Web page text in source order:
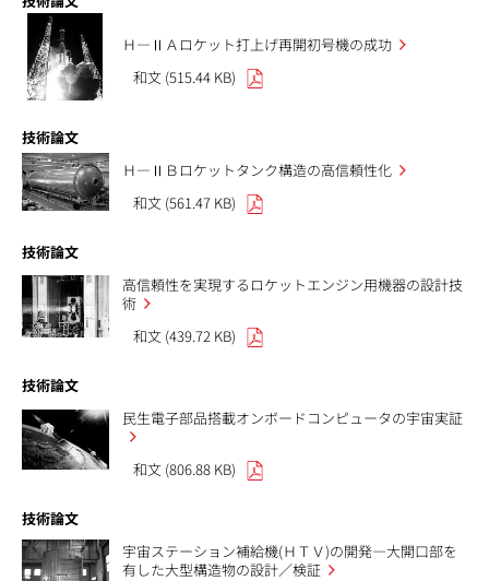
Ｈ—ⅡＡロケット打上げ再開初号機の成功
和文 (515.44 KB)
技術論文
Ｈ—ⅡＢロケットタンク構造の高信頼性化
和文 (561.47 KB)
技術論文
高信頼性を実現するロケットエンジン用機器の設計技
術
和文 (439.72 KB)
技術論文
民生電子部品搭載オンボードコンピュータの宇宙実証
和文 (806.88 KB)
技術論文
宇宙ステーション補給機(ＨＴＶ)の開発—大開口部を
有した大型構造物の設計／検証